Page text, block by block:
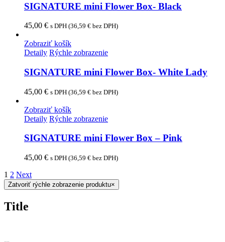
SIGNATURE mini Flower Box- Black
45,00 € s DPH (36,59 € bez DPH)
Zobraziť košík
Detaily Rýchle zobrazenie
SIGNATURE mini Flower Box- White Lady
45,00 € s DPH (36,59 € bez DPH)
Zobraziť košík
Detaily Rýchle zobrazenie
SIGNATURE mini Flower Box – Pink
45,00 € s DPH (36,59 € bez DPH)
1 2 Next
Zatvoriť rýchle zobrazenie produktu×
Title